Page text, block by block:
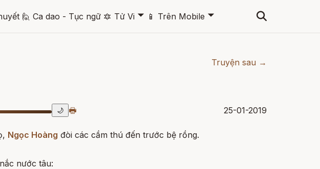
🙋 Ca dao - Tục ngữ 🔯 Tử Vi 🞃 📱 Trên Mobile 🞃
Truyện sau →
🌙 🖶 25-01-2019
Ngọc Hoàng đòi các cầm thú đến trước bệ rồng.
nước tâu: